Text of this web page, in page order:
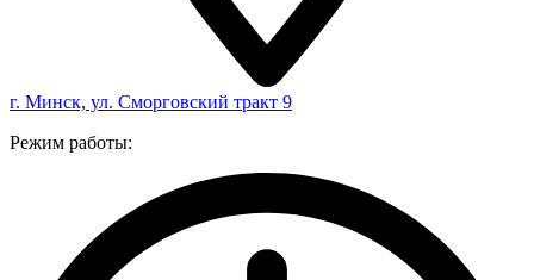
г. Минск, ул. Сморговский тракт 9
Режим работы: